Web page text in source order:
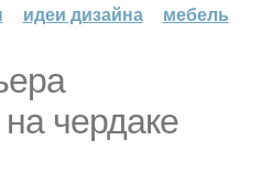
идеи дизайна мебель
чердаке